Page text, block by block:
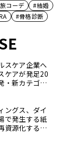
コーデ
#結婚
#骨格診断
スケア企業へ
ケアが発足20
・新カテゴリ
エピソード
ングス、ダイ
で発生する紙
資源化する実